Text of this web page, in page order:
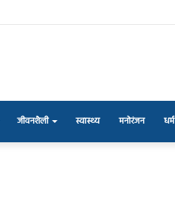
जीवनशैली स्वास्थ्य मनोरंजन धर्म